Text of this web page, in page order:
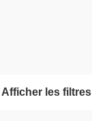
Afficher les filtres